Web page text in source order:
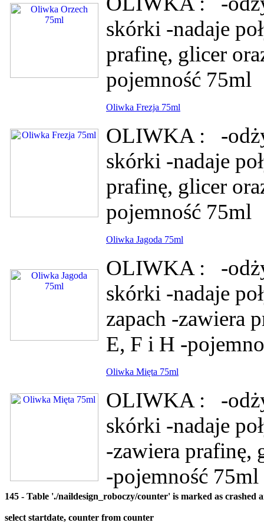
skórki -nadaje
prafinę, glicer
pojemność 75ml
Oliwka Frezja 75ml
OLIWKA : -
skórki -nadaje
prafinę, glicer
pojemność 75ml
Oliwka Jagoda 75ml
OLIWKA : -
skórki -nadaje
zapach -zawiera
E, F i H -
Oliwka Mięta 75ml
OLIWKA : -
skórki -nadaje
-zawiera prafinę,
-pojemność 75ml
145 - Table './naildesign_roboczy/counter' is marked as crashed
select startdate, counter from counter